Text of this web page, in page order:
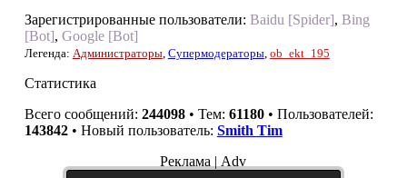
Зарегистрированные пользователи: Baidu [Spider], Bing
[Bot], Google [Bot]
Легенда: Администраторы, Супермодераторы, ob_ekt_195
Статистика
Всего сообщений: 244098• Тем: 61180• Пользователей:
143842• Новый пользователь: Smith Tim
Реклама | Adv